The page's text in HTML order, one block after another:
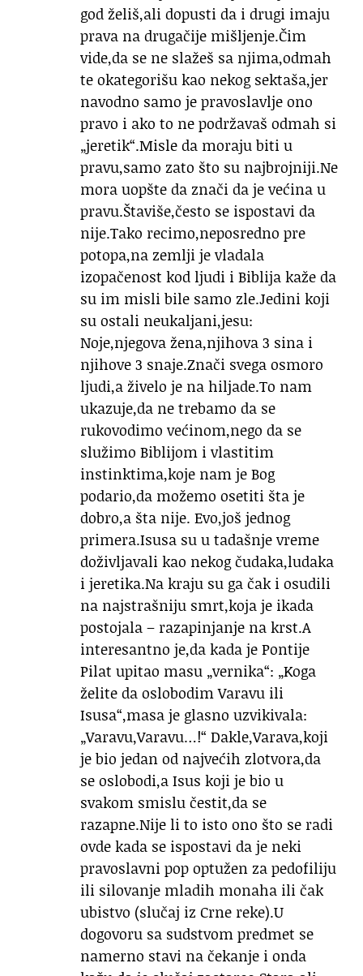
god želiš,ali dopusti da i drugi imaju
prava na drugačije mišljenje.Čim
vide,da se ne slažeš sa njima,odmah
te okategorišu kao nekog sektaša,jer
navodno samo je pravoslavlje ono
pravo i ako to ne podržavaš odmah si
„jeretik“.Misle da moraju biti u
pravu,samo zato što su najbrojniji.Ne
mora uopšte da znači da je većina u
pravu.Štaviše,često se ispostavi da
nije.Tako recimo,neposredno pre
potopa,na zemlji je vladala
izopačenost kod ljudi i Biblija kaže da
su im misli bile samo zle.Jedini koji
su ostali neukaljani,jesu:
Noje,njegova žena,njihova 3 sina i
njihove 3 snaje.Znači svega osmoro
ljudi,a živelo je na hiljade.To nam
ukazuje,da ne trebamo da se
rukovodimo većinom,nego da se
služimo Biblijom i vlastitim
instinktima,koje nam je Bog
podario,da možemo osetiti šta je
dobro,a šta nije. Evo,još jednog
primera.Isusa su u tadašnje vreme
doživljavali kao nekog čudaka,ludaka
i jeretika.Na kraju su ga čak i osudili
na najstrašniju smrt,koja je ikada
postojala – razapinjanje na krst.A
interesantno je,da kada je Pontije
Pilat upitao masu „vernika“: „Koga
želite da oslobodim Varavu ili
Isusa“,masa je glasno uzvikivala:
„Varavu,Varavu…!“ Dakle,Varava,koji
je bio jedan od najvećih zlotvora,da
se oslobodi,a Isus koji je bio u
svakom smislu čestit,da se
razapne.Nije li to isto ono što se radi
ovde kada se ispostavi da je neki
pravoslavni pop optužen za pedofiliju
ili silovanje mladih monaha ili čak
ubistvo (slučaj iz Crne reke).U
dogovoru sa sudstvom predmet se
namerno stavi na čekanje i onda